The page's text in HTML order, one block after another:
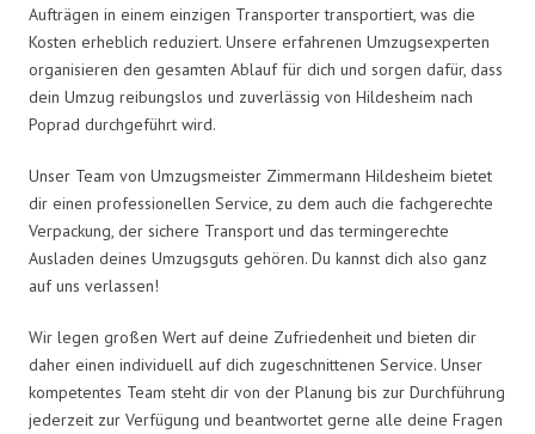
Aufträgen in einem einzigen Transporter transportiert, was die
Kosten erheblich reduziert. Unsere erfahrenen Umzugsexperten
organisieren den gesamten Ablauf für dich und sorgen dafür, dass
dein Umzug reibungslos und zuverlässig von Hildesheim nach
Poprad durchgeführt wird.
Unser Team von Umzugsmeister Zimmermann Hildesheim bietet
dir einen professionellen Service, zu dem auch die fachgerechte
Verpackung, der sichere Transport und das termingerechte
Ausladen deines Umzugsguts gehören. Du kannst dich also ganz
auf uns verlassen!
Wir legen großen Wert auf deine Zufriedenheit und bieten dir
daher einen individuell auf dich zugeschnittenen Service. Unser
kompetentes Team steht dir von der Planung bis zur Durchführung
jederzeit zur Verfügung und beantwortet gerne alle deine Fragen